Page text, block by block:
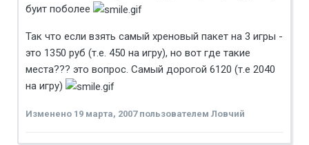
буит поболее
Так что если взять самый хреновый пакет на 3 игры -
это 1350 руб (т.е. 450 на игру), но вот где такие
места??? это вопрос. Самый дорогой 6120 (т.е 2040
на игру)
Изменено 19 марта, 2007пользователем Ловчий